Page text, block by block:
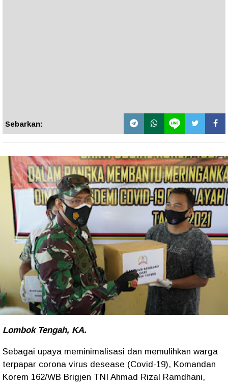
Sebarkan:
Lombok Tengah, KA.
Sebagai upaya meminimalisasi dan memulihkan warga
terpapar corona virus desease (Covid-19), Komandan
Korem 162/WB Brigjen TNI Ahmad Rizal Ramdhani,